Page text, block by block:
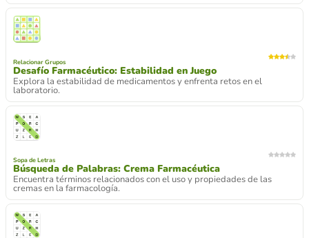
Relacionar Grupos
Desafío Farmacéutico: Estabilidad en Juego
Explora la estabilidad de medicamentos y enfrenta retos en el
laboratorio.
Sopa de Letras
Búsqueda de Palabras: Crema Farmacéutica
Encuentra términos relacionados con el uso y propiedades de las
cremas en la farmacología.